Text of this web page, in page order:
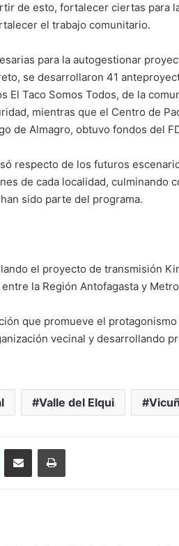
de esto, fortalecer ciertas para
el trabajo comunitario.
para la autogestionar
se desarrollaron 41
El Taco Somos Todos, de la
mientras que el Centro de
de Almagro, obtuvo fondos del
respecto de los futuros
de cada localidad, culminando
sido parte del programa.
el proyecto de transmisión
la Región Antofagasta y
que promueve el
vecinal y desarrollando
Valle del Elqui
Compartir por correo electrónicoImprimir